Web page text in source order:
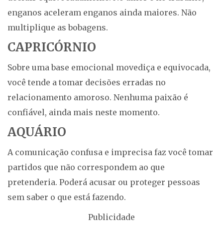
enganos aceleram enganos ainda maiores. Não
multiplique as bobagens.
CAPRICÓRNIO
Sobre uma base emocional movediça e equivocada,
você tende a tomar decisões erradas no
relacionamento amoroso. Nenhuma paixão é
confiável, ainda mais neste momento.
AQUÁRIO
A comunicação confusa e imprecisa faz você tomar
partidos que não correspondem ao que
pretenderia. Poderá acusar ou proteger pessoas
sem saber o que está fazendo.
Publicidade